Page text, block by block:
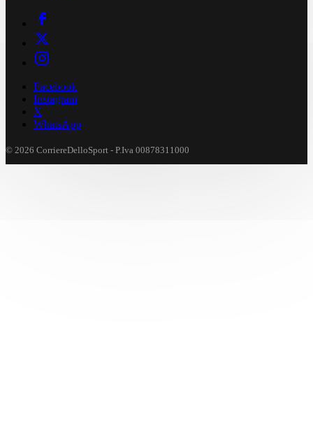
Facebook
Instagram
X
WhatsApp
© 2026 CorriereDelloSport - P.Iva 00878311000